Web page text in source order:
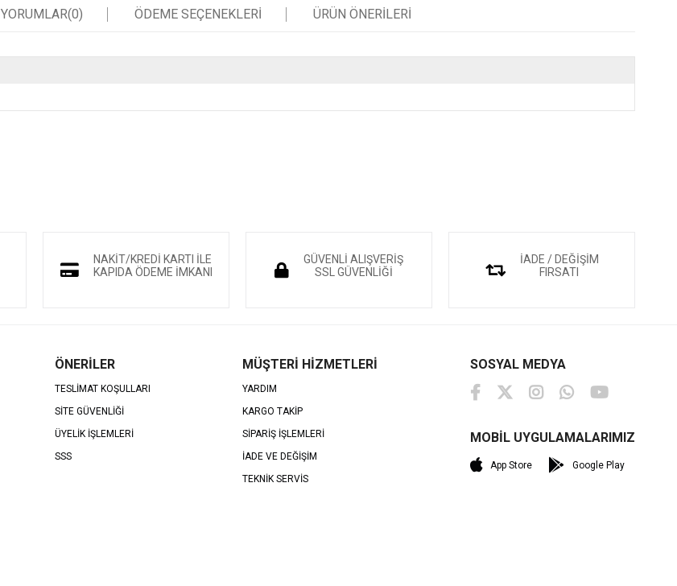
YORUMLAR(0) ÖDEME SEÇENEKLERI ÜRÜN ÖNERILERI
NAKİT/KREDİ KARTI İLE
KAPIDA ÖDEME İMKANI
GÜVENLİ ALIŞVERİŞ
SSL GÜVENLİĞİ
İADE / DEĞİŞİM
FIRSATI
ÖNERİLER
TESLİMAT KOŞULLARI
SİTE GÜVENLİĞİ
ÜYELİK İŞLEMLERİ
SSS
MÜŞTERİ HİZMETLERİ
YARDIM
KARGO TAKİP
SİPARİŞ İŞLEMLERİ
İADE VE DEĞİŞİM
TEKNİK SERVİS
SOSYAL MEDYA
MOBİL UYGULAMALARIMIZ
App Store Google Play